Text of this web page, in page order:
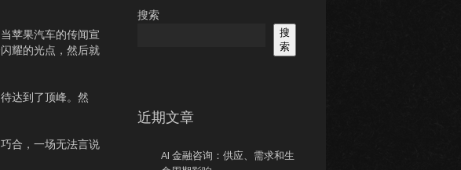
苹果汽车的传闻宣
耀的光点，然后就
达到了顶峰。然
合，一场无法言说
搜索
搜
索
近期文章
AI 金融咨询：供应、需求和生